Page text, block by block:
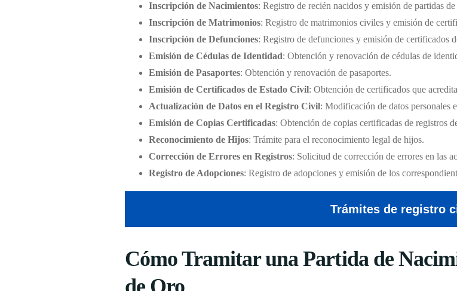
Inscripción de Nacimientos: Registro de recién nacidos y emisión de partidas
Inscripción de Matrimonios: Registro de matrimonios civiles y emisión de
Inscripción de Defunciones: Registro de defunciones y emisión de certificados
Emisión de Cédulas de Identidad: Obtención y renovación de cédulas de
Emisión de Pasaportes: Obtención y renovación de pasaportes.
Emisión de Certificados de Estado Civil: Obtención de certificados que
Actualización de Datos en el Registro Civil: Modificación de datos personales
Emisión de Copias Certificadas: Obtención de copias certificadas de registros
Reconocimiento de Hijos: Trámite para el reconocimiento legal de hijos.
Corrección de Errores en Registros: Solicitud de corrección de errores en las
Registro de Adopciones: Registro de adopciones y emisión de los
Trámites de registro
Cómo Tramitar una Partida de
de Oro